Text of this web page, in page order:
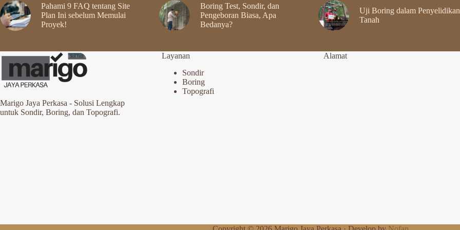
Pahami 9 FAQ tentang Site
Plan Ini sebelum Memulai
Proyek!
Boring Test, Sondir, dan
Pengeboran Biasa, Apa
Bedanya?
Uji Boring dalam Penyelidikan
Tanah
Marigo Jaya Perkasa - Solusi Lengkap
untuk Sondir, Boring, dan Topografi.
Layanan
Sondir
Boring
Topografi
Alamat